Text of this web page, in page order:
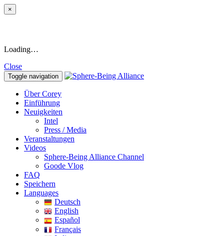
×
Loading…
Close
Toggle navigation
Über Corey
Einführung
Neuigkeiten
Intel
Press / Media
Veranstaltungen
Videos
Sphere-Being Alliance Channel
Goode Vlog
FAQ
Speichern
Languages
Deutsch
English
Español
Français